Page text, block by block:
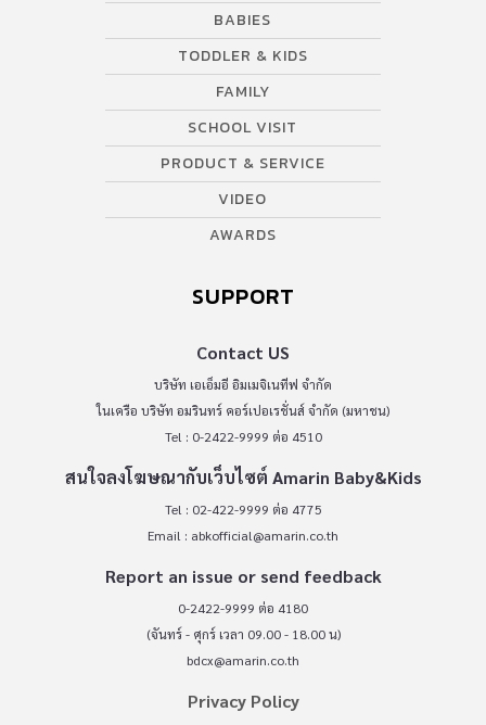
BABIES
TODDLER & KIDS
FAMILY
SCHOOL VISIT
PRODUCT & SERVICE
VIDEO
AWARDS
SUPPORT
Contact US
บริษัท เอเอ็มอี อิมเมจิเนทีฟ จำกัด
ในเครือ บริษัท อมรินทร์ คอร์เปอเรชั่นส์ จำกัด (มหาชน)
Tel : 0-2422-9999 ต่อ 4510
สนใจลงโฆษณากับเว็บไซต์ Amarin Baby&Kids
Tel : 02-422-9999 ต่อ 4775
Email : abkofficial@amarin.co.th
Report an issue or send feedback
0-2422-9999 ต่อ 4180
(จันทร์ - ศุกร์ เวลา 09.00 - 18.00 น)
bdcx@amarin.co.th
Privacy Policy